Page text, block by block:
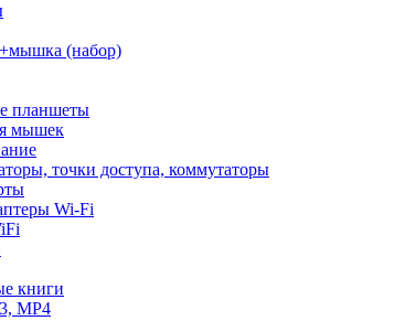
(набор)
планшеты
мышек
точки доступа, коммутаторы
Wi-Fi
книги
MP4